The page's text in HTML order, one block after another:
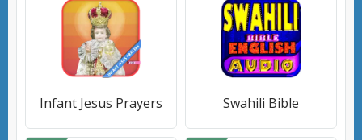
Infant Jesus Prayers Swahili Bible